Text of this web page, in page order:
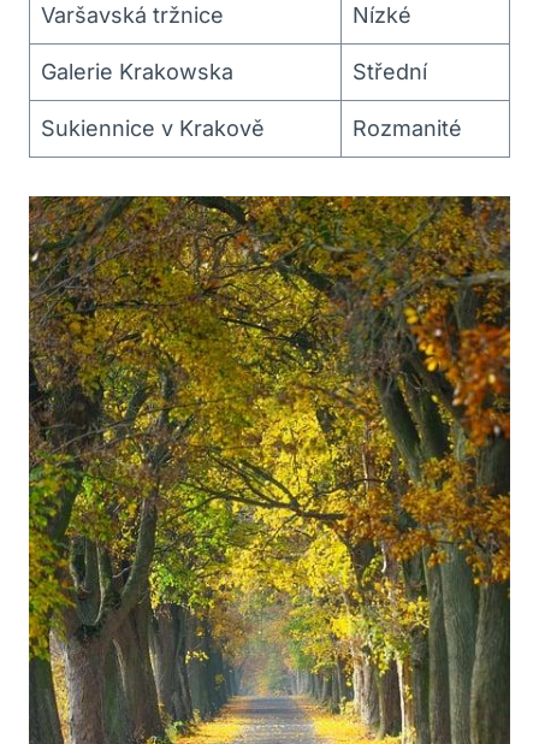
Varšavská tržnice Nízké
Galerie Krakowska Střední
Sukiennice v Krakově Rozmanité